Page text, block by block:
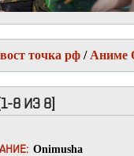
точка рф/ Аниме
8 ИЗ 8]
Onimusha